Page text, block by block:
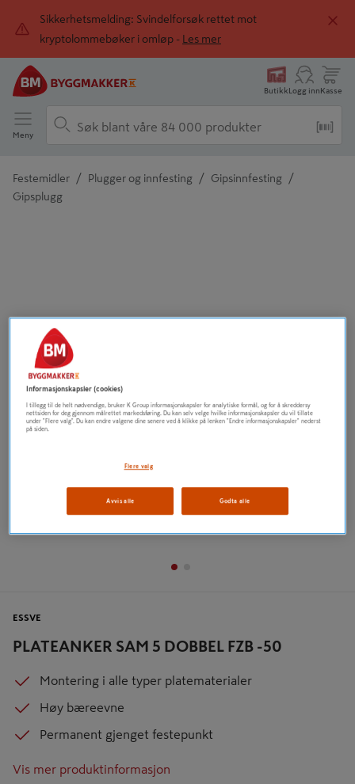
Sikkerhetsmelding: Svindelforsøk rettet mot
kryptolommebøker i omløp -
Les mer
ButikkLogg innKasse
Meny
Festemidler / Plugger og innfesting / Gipsinnfesting /
Gipsplugg
Tidligere
PLATEANKER SAM 5 DOBBEL FZB -50
ESSVE
Montering i alle typer platematerialer
Høy bæreevne
Permanent gjenget festepunkt
Vis mer produktinformasjon
Informasjonskapsler (cookies)
I tillegg til de helt nødvendige, bruker K Group informasjonskapsler for analytiske formål, og for å skreddersy
nettsiden for deg gjennom målrettet markedsføring. Du kan selv velge hvilke informasjonskapsler du vil tillate
under "Flere valg". Du kan endre valgene dine senere ved å klikke på lenken "Endre informasjonskapsler" nederst
på siden.
Flere valg
Avvis alle Godta alle